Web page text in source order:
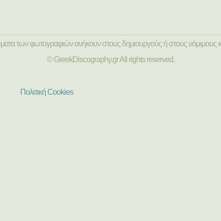
των φωτογραφιών ανήκουν στους δημιουργούς ή στους νόμιμους
© GreekDiscography.gr All rights reserved.
Πολιτική Cookies